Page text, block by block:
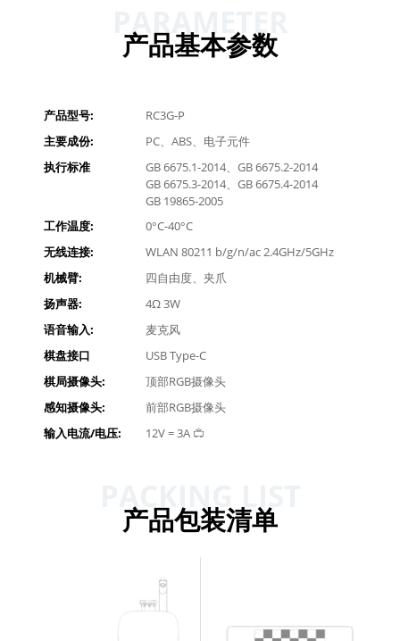
PARAMETER
产品基本参数
产品型号:
RC3G-P
主要成份:
PC、ABS、电子元件
执行标准
GB 6675.1-2014、GB 6675.2-2014
GB 6675.3-2014、GB 6675.4-2014
GB 19865-2005
工作温度:
0°C-40°C
无线连接:
WLAN 80211 b/g/n/ac 2.4GHz/5GHz
机械臂:
四自由度、夹爪
扬声器:
4Ω 3W
语音输入:
麦克风
棋盘接口
USB Type-C
棋局摄像头:
顶部RGB摄像头
感知摄像头:
前部RGB摄像头
输入电流/电压:
12V = 3A
PACKING LIST
产品包装清单